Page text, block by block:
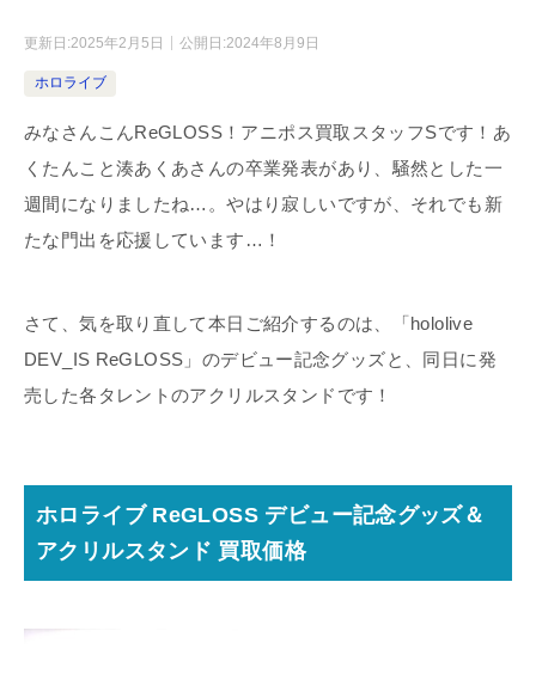
更新日:2025年2月5日 公開日:2024年8月9日
ホロライブ
みなさんこんReGLOSS！アニポス買取スタッフSです！あ
くたんこと湊あくあさんの卒業発表があり、騒然とした一
週間になりましたね…。やはり寂しいですが、それでも新
たな門出を応援しています…！
さて、気を取り直して本日ご紹介するのは、「hololive
DEV_IS ReGLOSS」のデビュー記念グッズと、同日に発
売した各タレントのアクリルスタンドです！
ホロライブ ReGLOSS デビュー記念グッズ＆
アクリルスタンド 買取価格